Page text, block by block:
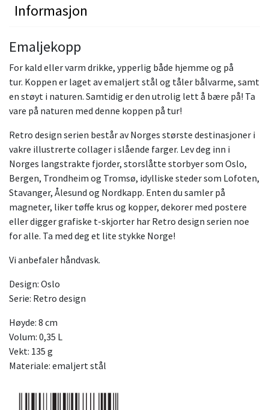
Informasjon
Emaljekopp
For kald eller varm drikke, ypperlig både hjemme og på
tur. Koppen er laget av emaljert stål og tåler bålvarme, samt
en støyt i naturen. Samtidig er den utrolig lett å bære på! Ta
vare på naturen med denne koppen på tur!
Retro design serien består av Norges største destinasjoner i
vakre illustrerte collager i slående farger. Lev deg inn i
Norges langstrakte fjorder, storslåtte storbyer som Oslo,
Bergen, Trondheim og Tromsø, idylliske steder som Lofoten,
Stavanger, Ålesund og Nordkapp. Enten du samler på
magneter, liker tøffe krus og kopper, dekorer med postere
eller digger grafiske t-skjorter har Retro design serien noe
for alle. Ta med deg et lite stykke Norge!
Vi anbefaler håndvask.
Design: Oslo
Serie: Retro design
Høyde: 8 cm
Volum: 0,35 L
Vekt: 135 g
Materiale: emaljert stål